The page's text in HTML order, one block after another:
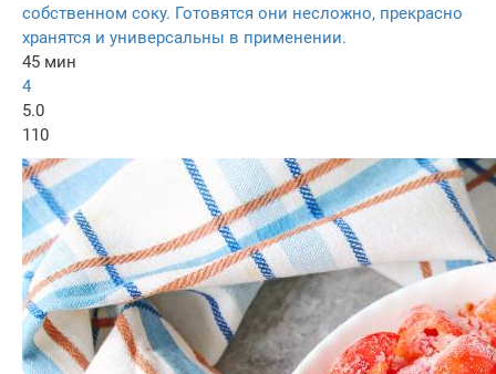
собственном соку. Готовятся они несложно, прекрасно
хранятся и универсальны в применении.
45 мин
4
5.0
110